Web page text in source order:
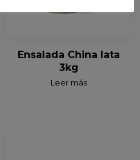
Ensalada China lata
3kg
Leer más